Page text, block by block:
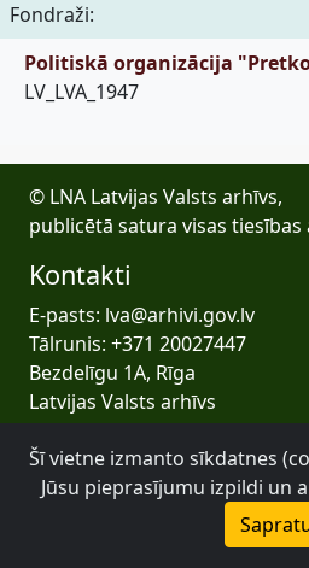
Fondraži:
Politiskā organizācija
LV_LVA_1947
© LNA Latvijas Valsts arhīvs,
publicētā satura visas tiesības
Kontakti
E-pasts: lva@arhivi.gov.lv
Tālrunis: +371 20027447
Bezdelīgu 1A, Rīga
Latvijas Valsts arhīvs
Šī vietne izmanto sīkdatnes
Jūsu pieprasījumu izpildi un